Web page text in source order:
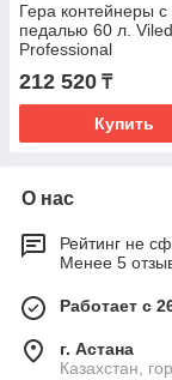
Гера контейнеры с
педалью 60 л.
Professional
212 520 ₸
Купить
О нас
Рейтинг не
Менее 5
Работает с
г. Астана
Казахстан,